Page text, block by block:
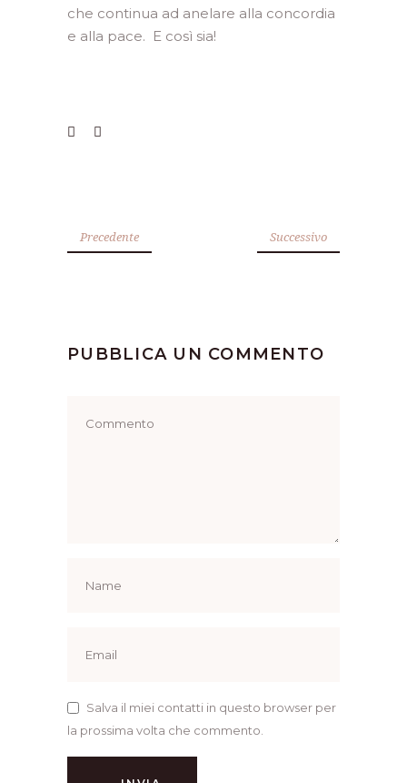
che continua ad anelare alla concordia
e alla pace. E così sia!
Precedente Successivo
PUBBLICA UN COMMENTO
Salva il miei contatti in questo browser per
la prossima volta che commento.